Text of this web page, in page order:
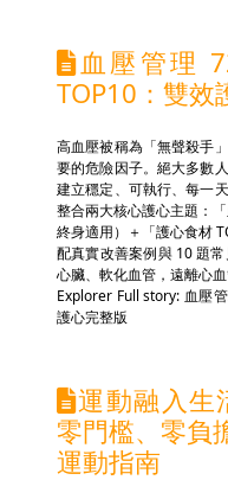
血壓管理
TOP10：雙效
高血壓被稱為「無聲殺手
要的危險因子。絕大多數
建立穩定、可執行、每一
整合兩大核心護心主題：
終身適用）＋「護心食材
配真實改善案例與 10 題
心臟、軟化血管，遠離心
Explorer Full story: 血壓
護心完整版
運動融入生
零門檻、零負
運動指南